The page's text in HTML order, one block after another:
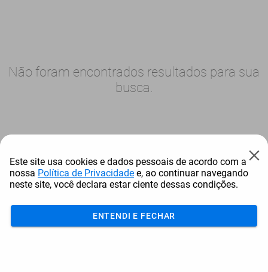
Não foram encontrados resultados para sua
busca.
Este site usa cookies e dados pessoais de acordo com a
nossa Política de Privacidade e, ao continuar navegando
neste site, você declara estar ciente dessas condições.
ENTENDI E FECHAR